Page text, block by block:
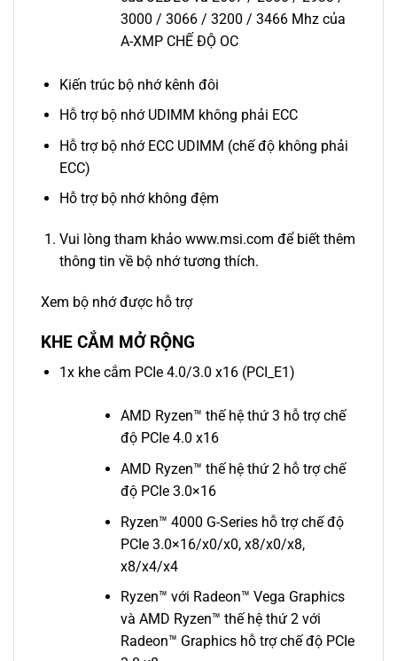
3000 / 3066 / 3200 / 3466 Mhz của
A-XMP CHẾ ĐỘ OC
Kiến trúc bộ nhớ kênh đôi
Hỗ trợ bộ nhớ UDIMM không phải ECC
Hỗ trợ bộ nhớ ECC UDIMM (chế độ không phải
ECC)
Hỗ trợ bộ nhớ không đệm
Vui lòng tham khảo www.msi.com để biết thêm
thông tin về bộ nhớ tương thích.
Xem bộ nhớ được hỗ trợ
KHE CẮM MỞ RỘNG
1x khe cắm PCIe 4.0/3.0 x16 (PCI_E1)
AMD Ryzen™ thế hệ thứ 3 hỗ trợ chế
độ PCIe 4.0 x16
AMD Ryzen™ thế hệ thứ 2 hỗ trợ chế
độ PCIe 3.0×16
Ryzen™ 4000 G-Series hỗ trợ chế độ
PCIe 3.0×16/x0/x0, x8/x0/x8,
x8/x4/x4
Ryzen™ với Radeon™ Vega Graphics
và AMD Ryzen™ thế hệ thứ 2 với
Radeon™ Graphics hỗ trợ chế độ PCIe